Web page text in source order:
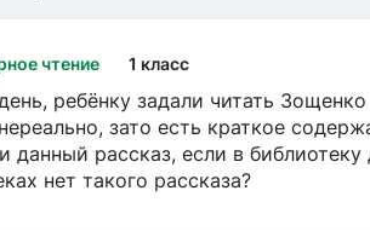
чтение 1 класс
ребёнку задали читать
зато есть краткое
данный рассказ, если в
нет такого рассказа?